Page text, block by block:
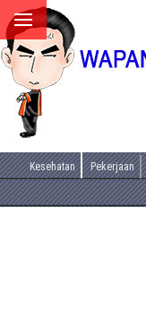
Kesehatan Pekerjaan